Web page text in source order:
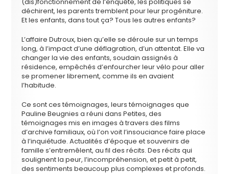
déchirent, les parents tremblent pour leur progéniture.
Et les enfants, dans tout ça? Tous les autres enfants?
L’affaire Dutroux, bien qu’elle se déroule sur un temps
long, à l’impact d’une déflagration, d’un attentat. Elle va
changer la vie des enfants, soudain assignés à
résidence, empêchés d’enfourcher leur vélo pour aller
se promener librement, comme ils en avaient
l’habitude.
Ce sont ces témoignages, leurs témoignages que
Pauline Beugnies a réuni dans Petites, des
témoignages mis en images à travers des films
d’archive familiaux, où l’on voit l’insouciance faire place
à l’inquiétude. Actualités d’époque et souvenirs de
famille s’entremêlent, au fil des récits. Des récits qui
soulignent la peur, l’incompréhension, et petit à petit,
des sentiments beaucoup plus complexes et profonds.